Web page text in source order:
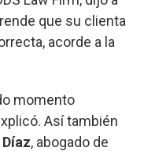
que su clienta
acorde a la
momento
Así también
, abogado de